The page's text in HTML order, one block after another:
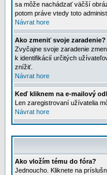
sa môže nachádzať väčší
potom práve vtedy toto
Návrat hore
Ako zmeniť svoje zaradenie?
Zvyčajne svoje zaradenie
k identifikácií určitých
znížiť.
Návrat hore
Keď kliknem na e-mailový
Len zaregistrovaní užívatelia
Návrat hore
Ako vložím tému do fóra?
Jednoucho. Kliknete na